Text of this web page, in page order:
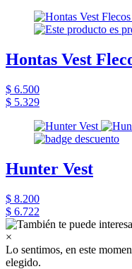
Hontas Vest
$ 6.500
$ 5.329
Hunter Vest
$ 8.200
$ 6.722
×
Lo sentimos, en este
elegido.